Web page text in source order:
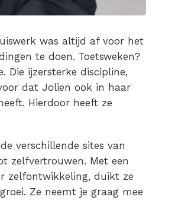
was altijd af voor het
te doen. Toetsweken?
Die ijzersterke discipline,
dat Jolien ook in haar
Hierdoor heeft ze
verschillende sites van
zelfvertrouwen. Met een
zelfontwikkeling, duikt ze
Ze neemt je graag mee